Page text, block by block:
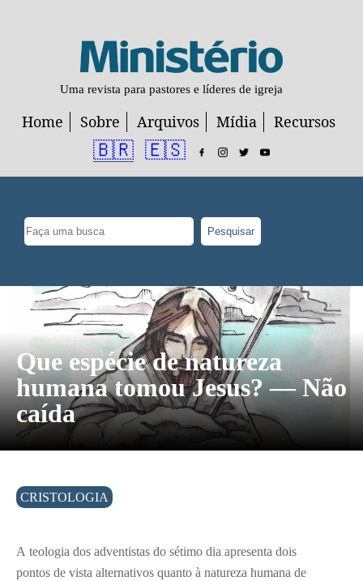
Uma revista para pastores e líderes de igreja
Home Sobre Arquivos Mídia Recursos
🇧🇷 🇪🇸
Pesquisar
Que espécie de natureza
humana tomou Jesus? — Não
caída
CRISTOLOGIA
A teologia dos adventistas do sétimo dia apresenta dois
pontos de vista alternativos quanto à natureza humana de